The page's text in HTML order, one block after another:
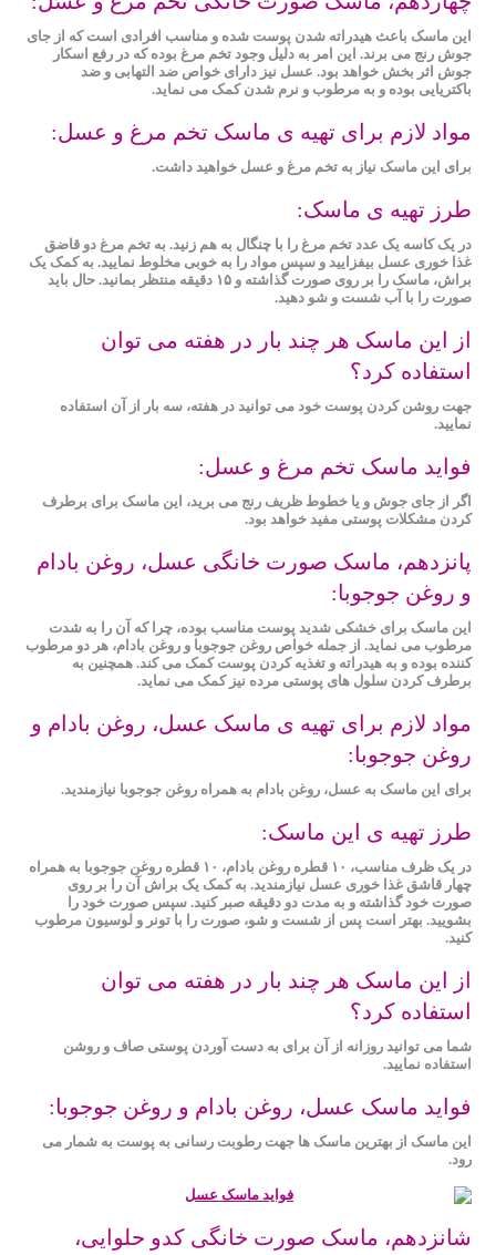
این ماسک باعث هیدراته شدن پوست شده و مناسب افرادی است ‌که از جای
جوش رنج می‌ برند. این امر به دلیل وجود تخم ‌مرغ بوده که در رفع اسکار
جوش اثر بخش خواهد بود. عسل نیز دارای خواص ضد التهابی و ضد
باکتریایی بوده و به مرطوب و نرم شدن کمک می نماید.
مواد لازم برای تهیه ی ماسک تخم مرغ و عسل:
برای این ماسک نیاز به تخم ‌مرغ و عسل خواهید داشت.
طرز تهیه ی ماسک:
در یک کاسه یک عدد تخم‌ مرغ را با چنگال به هم زنید. به تخم‌ مرغ دو قاضق
غذا خوری عسل بیفزایید و سپس مواد را به خوبی مخلوط نمایید. به کمک یک
براش، ماسک را بر روی صورت گذاشته و ۱۵ دقیقه منتظر بمانید. حال باید
صورت را با آب شست و شو دهید.
از این ماسک هر چند بار در هفته می توان
استفاده کرد؟
جهت روشن کردن پوست خود می توانید در هفته، سه بار از آن استفاده
نمایید.
فواید ماسک تخم مرغ و عسل:
اگر از جای جوش و یا خطوط ظریف رنج می برید، این ماسک برای برطرف
کردن مشکلات پوستی مفید خواهد بود.
پانزدهم، ماسک صورت خانگی عسل، روغن بادام
و روغن جوجوبا:
این ماسک برای خشکی شدید پوست مناسب بوده، چرا که آن را به‌ شدت
مرطوب می‌ نماید. از جمله خواص روغن جوجوبا و روغن بادام، هر دو مرطوب‌
کننده بوده و به هیدراته و تغذیه کردن پوست کمک می کند. همچنین به
برطرف کردن سلول‌ های پوستی مرده نیز کمک می نماید.
مواد لازم برای تهیه ی ماسک عسل، روغن بادام و
روغن جوجوبا:
برای این ماسک به عسل، روغن بادام به همراه روغن جوجوبا نیازمندید.
طرز تهیه ی این ماسک:
در یک ظرف مناسب، ۱۰ قطره روغن بادام، ۱۰ قطره روغن جوجوبا به همراه
چهار قاشق غذا خوری عسل نیازمندید. به کمک یک براش آن را بر روی
صورت خود گذاشته و به مدت دو دقیقه صبر کنید. سپس صورت خود را
بشویید. بهتر است پس از شست و شو، صورت را با تونر و لوسیون مرطوب
کنید.
از این ماسک هر چند بار در هفته می توان
استفاده کرد؟
شما می توانید روزانه از آن برای به دست آوردن پوستی صاف و روشن
استفاده نمایید.
فواید ماسک عسل، روغن بادام و روغن جوجوبا:
این ماسک از بهترین ماسک‌ ها جهت رطوبت رسانی به پوست به شمار می
رود.
شانزدهم، ماسک صورت خانگی کدو حلوایی،